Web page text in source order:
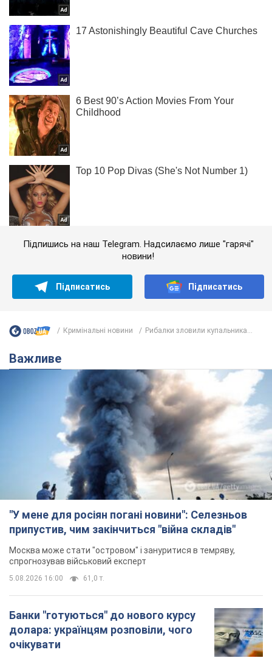
Підпишись на наш Telegram. Надсилаємо лише "гарячі"
новини!
Підписатись Підписатись
Кримінальні новини Рибалки зловили купальника...
Важливе
"У мене для росіян погані новини": Селезньов
припустив, чим закінчиться "війна складів"
Москва може стати "островом" і зануритися в темряву,
спрогнозував військовий експерт
5.08.2026 16:00 61,0 т.
Банки "готуються" до нового курсу
долара: українцям розповіли, чого
очікувати